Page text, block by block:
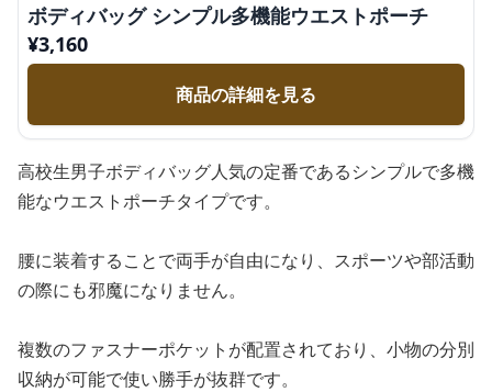
ボディバッグ シンプル多機能ウエストポーチ
¥3,160
商品の詳細を見る
高校生男子ボディバッグ人気の定番であるシンプルで多機
能なウエストポーチタイプです。
腰に装着することで両手が自由になり、スポーツや部活動
の際にも邪魔になりません。
複数のファスナーポケットが配置されており、小物の分別
収納が可能で使い勝手が抜群です。